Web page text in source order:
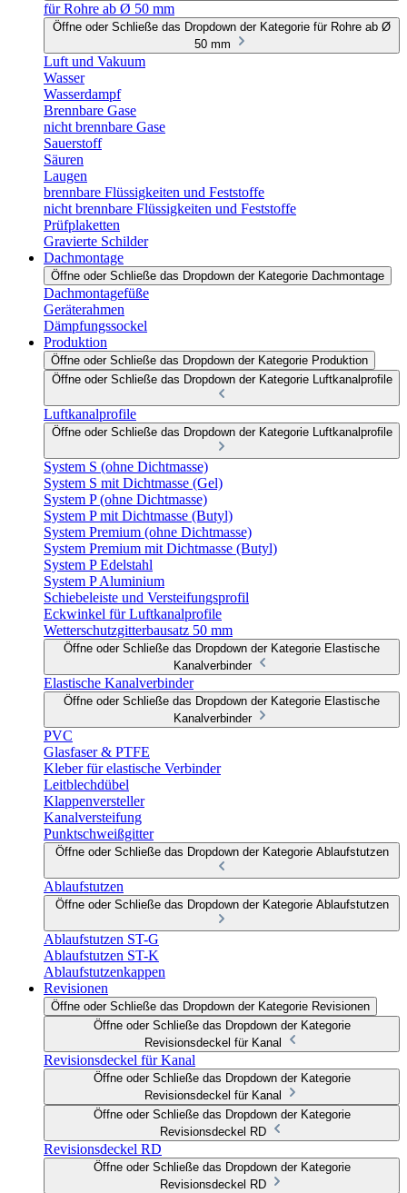
für Rohre ab Ø 50 mm
Öffne oder Schließe das Dropdown der Kategorie für Rohre ab Ø
50 mm
Luft und Vakuum
Wasser
Wasserdampf
Brennbare Gase
nicht brennbare Gase
Sauerstoff
Säuren
Laugen
brennbare Flüssigkeiten und Feststoffe
nicht brennbare Flüssigkeiten und Feststoffe
Prüfplaketten
Gravierte Schilder
Dachmontage
Öffne oder Schließe das Dropdown der Kategorie Dachmontage
Dachmontagefüße
Geräterahmen
Dämpfungssockel
Produktion
Öffne oder Schließe das Dropdown der Kategorie Produktion
Öffne oder Schließe das Dropdown der Kategorie Luftkanalprofile
Luftkanalprofile
Öffne oder Schließe das Dropdown der Kategorie Luftkanalprofile
System S (ohne Dichtmasse)
System S mit Dichtmasse (Gel)
System P (ohne Dichtmasse)
System P mit Dichtmasse (Butyl)
System Premium (ohne Dichtmasse)
System Premium mit Dichtmasse (Butyl)
System P Edelstahl
System P Aluminium
Schiebeleiste und Versteifungsprofil
Eckwinkel für Luftkanalprofile
Wetterschutzgitterbausatz 50 mm
Öffne oder Schließe das Dropdown der Kategorie Elastische
Kanalverbinder
Elastische Kanalverbinder
Öffne oder Schließe das Dropdown der Kategorie Elastische
Kanalverbinder
PVC
Glasfaser & PTFE
Kleber für elastische Verbinder
Leitblechdübel
Klappenversteller
Kanalversteifung
Punktschweißgitter
Öffne oder Schließe das Dropdown der Kategorie Ablaufstutzen
Ablaufstutzen
Öffne oder Schließe das Dropdown der Kategorie Ablaufstutzen
Ablaufstutzen ST-G
Ablaufstutzen ST-K
Ablaufstutzenkappen
Revisionen
Öffne oder Schließe das Dropdown der Kategorie Revisionen
Öffne oder Schließe das Dropdown der Kategorie
Revisionsdeckel für Kanal
Revisionsdeckel für Kanal
Öffne oder Schließe das Dropdown der Kategorie
Revisionsdeckel für Kanal
Öffne oder Schließe das Dropdown der Kategorie
Revisionsdeckel RD
Revisionsdeckel RD
Öffne oder Schließe das Dropdown der Kategorie
Revisionsdeckel RD